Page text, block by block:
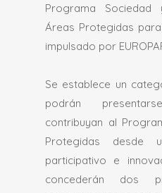
Programa Sociedad
Áreas Protegidas
impulsado por
Se establece un
podrán
contribuyan al
Protegidas desde
participativo e
concederán dos